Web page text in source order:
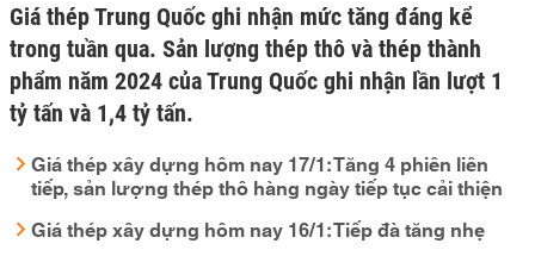
Giá thép Trung Quốc ghi nhận mức tăng đáng kể
trong tuần qua. Sản lượng thép thô và thép thành
phẩm năm 2024 của Trung Quốc ghi nhận lần lượt 1
tỷ tấn và 1,4 tỷ tấn.
Giá thép xây dựng hôm nay 17/1: Tăng 4 phiên liên
tiếp, sản lượng thép thô hàng ngày tiếp tục cải thiện
Giá thép xây dựng hôm nay 16/1: Tiếp đà tăng nhẹ